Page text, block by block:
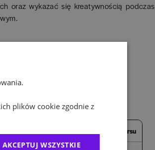
oraz wykazać się kreatywnością podczas
Partnerzy medialni konkursu
plików cookie zgodnie z
AKCEPTUJ WSZYSTKIE